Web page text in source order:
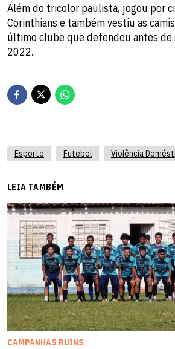
Além do tricolor paulista, jogou por
Corinthians e também vestiu as
último clube que defendeu antes de
2022.
Esporte Futebol Violência
LEIA TAMBÉM
CAMPANHAS RUINS